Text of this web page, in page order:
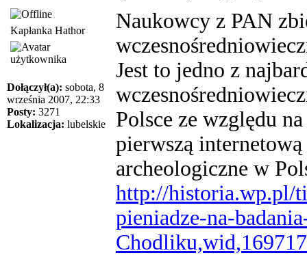
Kapłanka Hathor
Dołączył(a): sobota, 8
września 2007, 22:33
Posty: 3271
Lokalizacja: lubelskie
Naukowcy z PAN
Jest to jedno z
Polsce ze względu
pierwszą
archeologiczne w
http://historia.wp.pl/
pieniadze-na-